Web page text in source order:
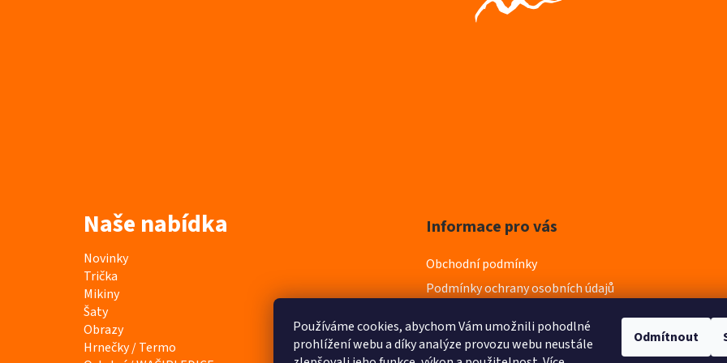
Používáme cookies, abychom Vám umožnili pohodlné
prohlížení webu a díky analýze provozu webu neustále
Odmítnout
Naše nabídka
Přeskočit
kategorie
K
a
t
e
g
o
Novinky
Trička
Mikiny
Šaty
Obrazy
Hrnečky / Termo
Informace pro vás
Obchodní podmínky
Podmínky ochrany osobních údajů